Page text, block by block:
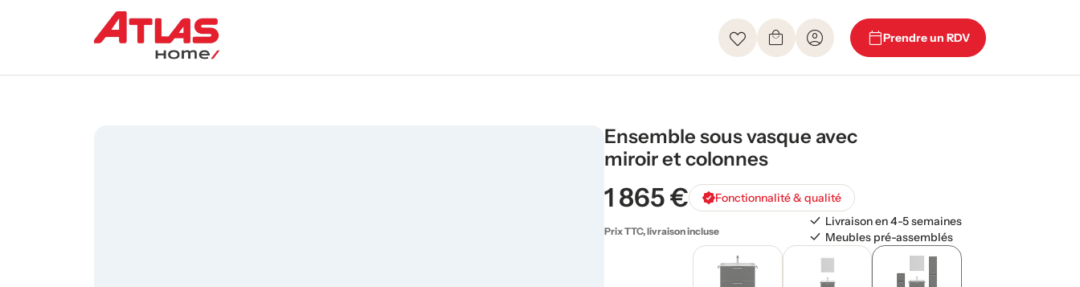
Prendre un RDV
Ensemble sous vasque avec
miroir et colonnes
1 865 € Fonctionnalité & qualité
Prix TTC, livraison incluse
Livraison en 4-5 semaines
Meubles pré-assemblés